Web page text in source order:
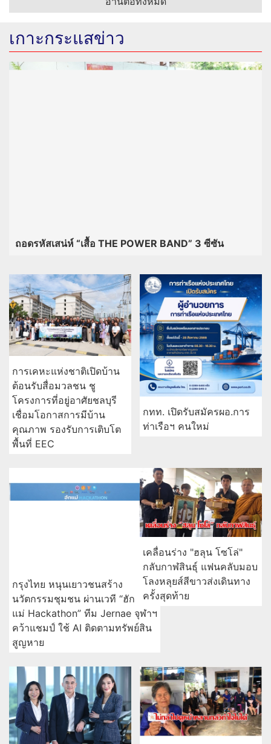
เกาะกระแสข่าว
ถอดรหัสเสน่ห์ “เสื้อ THE POWER BAND” 3 ซีซัน
การเคหะแห่งชาติเปิดบ้าน
ต้อนรับสื่อมวลชน ชู
โครงการที่อยู่อาศัยชลบุรี
เชื่อมโอกาสการมีบ้าน
คุณภาพ รองรับการเติบโต
พื้นที่ EEC
กทท. เปิดรับสมัครผอ.การ
ท่าเรือฯ คนใหม่
กรุงไทย หนุนเยาวชนสร้าง
นวัตกรรมชุมชน ผ่านเวที “ฮัก
แม่ Hackathon” ทีม Jernae จุฬาฯ
คว้าแชมป์ ใช้ AI ติดตามทรัพย์สิน
สูญหาย
เคลื่อนร่าง "ฮลุน โซโล่"
กลับกาฬสินธุ์ แฟนคลับมอบ
โลงหลุยส์สีขาวส่งเดินทาง
ครั้งสุดท้าย